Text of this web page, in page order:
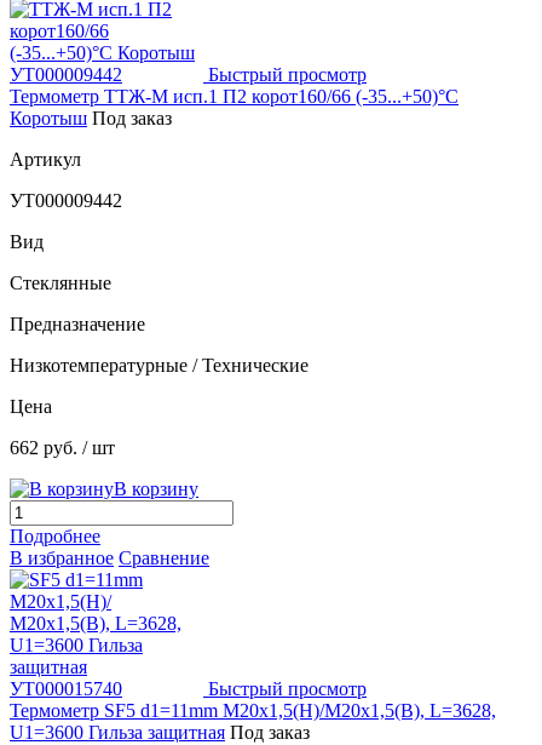
Быстрый просмотр
Термометр ТТЖ-М исп.1 П2 корот160/66 (-35...+50)°С
Коротыш Под заказ
Артикул
УТ000009442
Вид
Стеклянные
Предназначение
Низкотемпературные / Технические
Цена
662 руб. / шт
В корзину
Подробнее
В избранное Сравнение
Быстрый просмотр
Термометр SF5 d1=11mm М20х1,5(Н)/М20х1,5(В), L=3628,
U1=3600 Гильза защитная Под заказ